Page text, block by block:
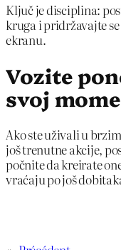
Ključ je disciplina:
kruga i pridržavajte se
ekranu.
Vozite
svoj
Ako ste uživali u
još trenutne akcije,
počnite da kreirate
vraćaju po još